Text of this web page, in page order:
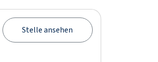
Stelle ansehen